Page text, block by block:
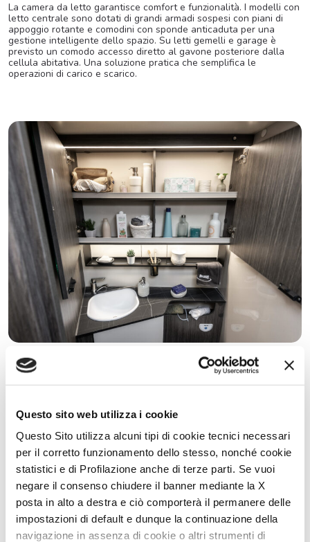
Questo sito web utilizza i cookie
Questo Sito utilizza alcuni tipi di cookie tecnici necessari
per il corretto funzionamento dello stesso, nonché cookie
statistici e di Profilazione anche di terze parti. Se vuoi
negare il consenso chiudere il banner mediante la X
posta in alto a destra e ciò comporterà il permanere delle
impostazioni di default e dunque la continuazione della
navigazione in assenza di cookie o altri strumenti di
La camera da letto garantisce comfort e funzionalità. I modelli con
letto centrale sono dotati di grandi armadi sospesi con piani di
appoggio rotante e comodini con sponde anticaduta per una
gestione intelligente dello spazio. Su letti gemelli e garage è
previsto un comodo accesso diretto al gavone posteriore dalla
cellula abitativa. Una soluzione pratica che semplifica le
operazioni di carico e scarico.
Benessere ed estetica
La toilette è progettata per offrire praticità e comfort durante ogni
meglio lo spazio disponibile, mantenendo l’ambiente sempre
ordinato. Il portaoggetti a vista a tutta lunghezza, con
portaspazzolino integrato, aggiunge ulteriore funzionalità.